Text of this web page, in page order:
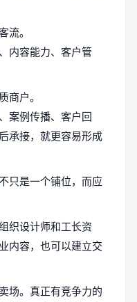
流。
内容能力、客户管
商户。
案例传播、客户回
承接，就更容易形成
只是一个铺位，而应
织设计师和工长资
内容，也可以建立交
场。真正有竞争力的